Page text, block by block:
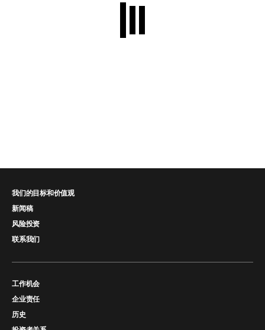
我们的目标和价值观
新闻稿
风险投资
联系我们
工作机会
企业责任
历史